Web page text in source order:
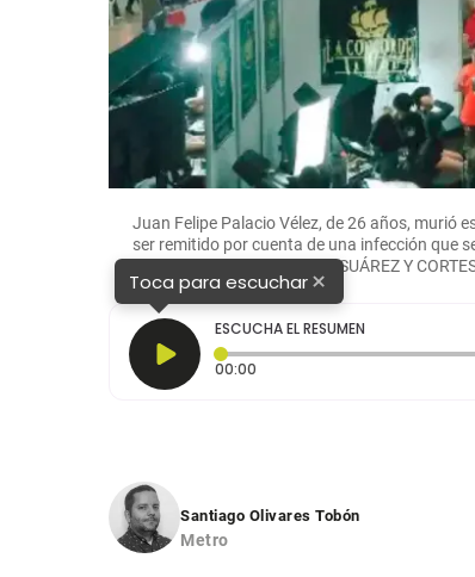
Juan Felipe Palacio Vélez, de 26 años, murió
ser remitido por cuenta de una infección que
familiares. FOTOS: CAMILO SUÁREZ Y
Toca para escuchar×
ESCUCHA EL RESUMEN
00:00
Santiago Olivares Tobón
Metro